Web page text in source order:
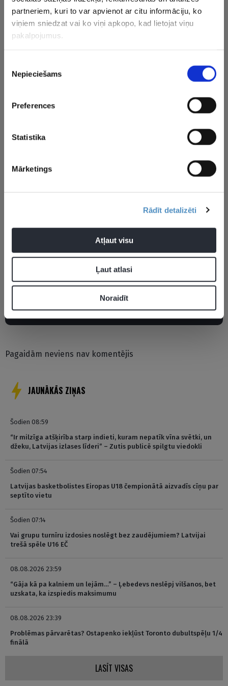
partneriem, kuri to var apvienot ar citu informāciju, ko
viņiem sniedzat vai ko viņi apkopo, kad lietojat viņu
pakalpojumus.
izvēle
Nepieciešams
Preferences
Statistika
Mārketings
Rādīt detalizēti
Atļaut visu
Ļaut atlasi
Noraidīt
CITAS ZIŅAS NO ŠĪS KATEGORIJAS
un startēs kopā ar
vienu no Rīgas
izsakās
drafta
Aktualitātes Latvijas hokeja izlase
Pagaidām neviens nav komentējis
JAUNĀKĀS ZIŅAS
Šodien 08:59
“Ir milzīga atšķirība starp indieti, kuram nepatīk vīna svētki, un
džeku, Latvijas izlases līderi” – Zutis publicē spilgtu viedokli
Šodien 07:54
Latvijas basketbolistes Eiropas U18 čempionātā aizvadīs cīņu par
septīto vietu
Šodien 07:14
Vai grupu turnīru izdosies noslēgt bez zaudējumiem? Latvijai
trešā spēle U16 EČ
08.08.2026 23:59
“Gāja kā pa kalniem un lejām…” – Ļebedevs neslēpj vilšanos, bet
uzskata, ka izspiedis maksimumu
08.08.2026 23:39
Problēmas pārvarētas? Ostapenko iekļūst Toronto dubultspēļu 1/4
finālā
LASĪT VISAS